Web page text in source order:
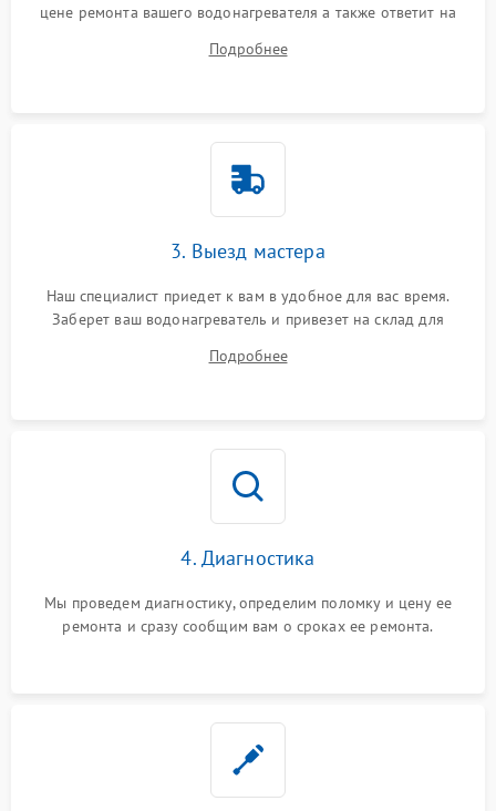
цене ремонта вашего водонагревателя а также ответит на
Подробнее
3. Выезд мастера
Наш специалист приедет к вам в удобное для вас время.
Заберет ваш водонагреватель и привезет на склад для
Подробнее
4. Диагностика
Мы проведем диагностику, определим поломку и цену ее
ремонта и сразу сообщим вам о сроках ее ремонта.